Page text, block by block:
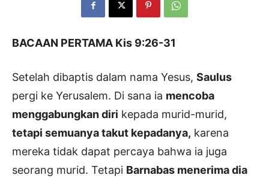
BACAAN PERTAMA Kis 9:26-31
Setelah dibaptis dalam nama Yesus, Saulus
pergi ke Yerusalem. Di sana ia mencoba
menggabungkan diri kepada murid-murid,
tetapi semuanya takut kepadanya, karena
mereka tidak dapat percaya bahwa ia juga
seorang murid. Tetapi Barnabas menerima dia